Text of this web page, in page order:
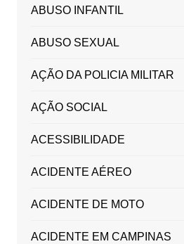
ABUSO INFANTIL
ABUSO SEXUAL
AÇÃO DA POLICIA MILITAR
AÇÃO SOCIAL
ACESSIBILIDADE
ACIDENTE AÉREO
ACIDENTE DE MOTO
ACIDENTE EM CAMPINAS